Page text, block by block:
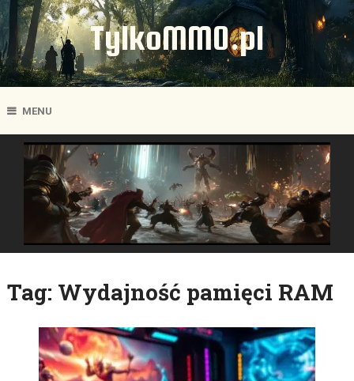
TylkoMMO.pl
MENU
Tag: Wydajność pamięci RAM